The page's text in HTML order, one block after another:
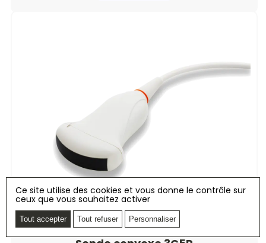
Ce site utilise des cookies et vous donne le contrôle sur
ceux que vous souhaitez activer
Tout accepter Tout refuser Personnaliser